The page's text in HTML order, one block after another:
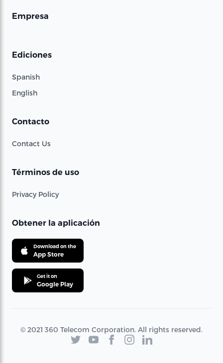
Empresa
Ediciones
Spanish
English
Contacto
Contact Us
Términos de uso
Privacy Policy
Obtener la aplicación
Download on the
App Store
Get it on
Google Play
© 2021 360 Telecom Corporation. All rights reserved.